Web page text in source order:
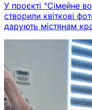
У проєкті "Сімейне
створили квіткові
дарують містянам